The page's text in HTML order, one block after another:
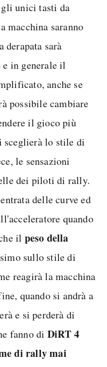
unici tasti da
macchina saranno
sarà
in generale il
anche se
possibile cambiare
il gioco più
sceglierà lo stile di
le sensazioni
dei piloti di rally.
delle curve ed
quando
il peso della
sullo stile di
reagirà la macchina
quando si andrà a
e si perderà di
fanno di DiRT 4
di rally mai